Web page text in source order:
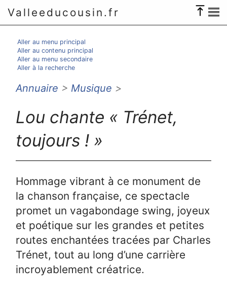
Valleeducousin.fr
Aller au menu principal
Aller au contenu principal
Aller au menu secondaire
Aller à la recherche
Annuaire > Musique >
Lou chante « Trénet,
toujours ! »
Hommage vibrant à ce monument de
la chanson française, ce spectacle
promet un vagabondage swing, joyeux
et poétique sur les grandes et petites
routes enchantées tracées par Charles
Trénet, tout au long d’une carrière
incroyablement créatrice.